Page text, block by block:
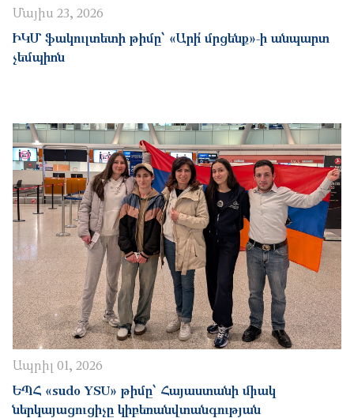
Մայիս 23, 2026
ԻԿՄ ֆակուլտետի թիմը՝ «Արի՛ մրցենք»-ի անպարտ
չեմպիոն
Ապրիլ 01, 2026
ԵՊՀ «sudo YSU» թիմը՝ Հայաստանի միակ
ներկայացուցիչը կիբեռանվտանգության